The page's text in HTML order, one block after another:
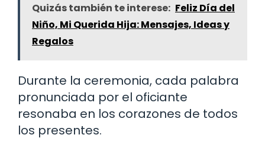
Quizás también te interese: Feliz Día del
Niño, Mi Querida Hija: Mensajes, Ideas y
Regalos
Durante la ceremonia, cada palabra
pronunciada por el oficiante
resonaba en los corazones de todos
los presentes.